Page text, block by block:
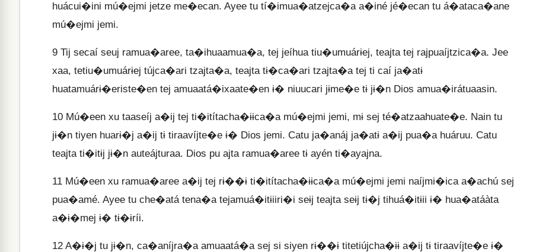
huácui�ini mú�ejmi jetze me�ecan. Ayee tu tí�imua�atzejca�a a�iné jé�ecan tu á�ataca�ane
mú�ejmi jemi.
9 Tij secaí seuj ramua�aree, ta�ihuaamua�a, tej jeíhua tiu�umuárɨej, teajta tej rajpuaíjtzica�a. Jee
xaa, tetiu�umuárɨej tújca�ari tzajta�a, teajta tɨ�ca�ari tzajta�a tej ti caí ja�atɨ
huatamuárɨ�eriste�en tej amuaatá�ixaate�en ɨ� niuucari jɨme�e tɨ jɨ�n Dios amua�irátuaasin.
10 Mú�een xu taaseíj a�ij tej ti�itítacha�ɨɨca�a mú�ejmi jemi, mɨ sej té�atzaahuate�e. Nain tu
jɨ�n tiyen huarɨ�j a�ij tɨ tiraavíjte�e ɨ� Dios jemi. Catu ja�anáj ja�atɨ a�ij pua�a huáruu. Catu
teajta ti�itɨj jɨ�n auteájturaa. Dios pu ajta ramua�aree tɨ ayén ti�ayajna.
11 Mú�een xu ramua�aree a�ij tej rɨ��ɨ ti�itítacha�ɨɨca�a mú�ejmi jemi naíjmi�ica a�achú sej
pua�amé. Ayee tu che�atá tena�a tejamuá�itɨiiri�i seɨj teajta seɨj tɨ�j tihuá�itɨii ɨ� hua�atáàta
a�ɨ�mej ɨ� tɨ�ɨríi.
12 A�ɨ�j tu jɨ�n, ca�aníjra�a amuaatá�a sej si siyen rɨ��ɨ titetiújcha�ɨɨ a�ij tɨ tiraavíjte�e ɨ�